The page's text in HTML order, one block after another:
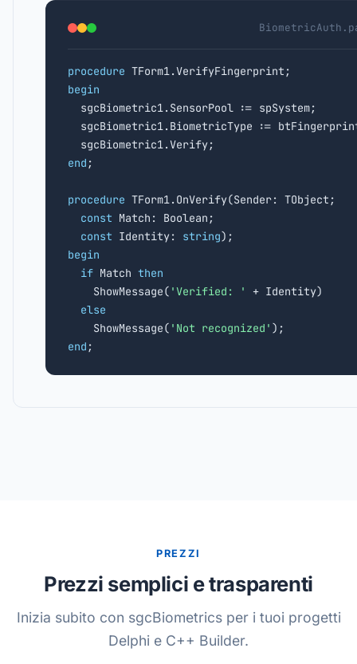
procedure
begin
sgcBiometric1.SensorPool := spSystem;
sgcBiometric1.BiometricType :=
end ;
procedure TForm1.OnVerify(Sender: TObject;
const Match: Boolean;
const Identity: string
begin
if Match then
    ShowMessage(
'Verified: '
+ Identity)
else
    ShowMessage(
'Not recognized'
end ;
PREZZI
Prezzi semplici e trasparenti
Inizia subito con sgcBiometrics per i tuoi progetti
Delphi e C++ Builder.